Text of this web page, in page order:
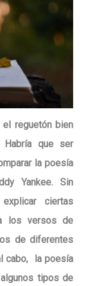
reguetón bien
Habría que ser
la poesía
Yankee. Sin
ciertas
los versos de
de diferentes
cabo, la poesía
tipos de